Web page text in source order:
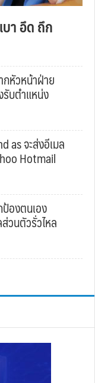
า อึด ถึก
หัวหน้าฝ่าย
บตำแหน่ง
as จะส่งอีเมล
Hotmail
องตนเอง
วนตัวรั่วไหล